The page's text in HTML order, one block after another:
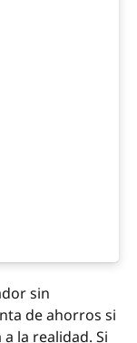
sin
de ahorros si
la realidad. Si